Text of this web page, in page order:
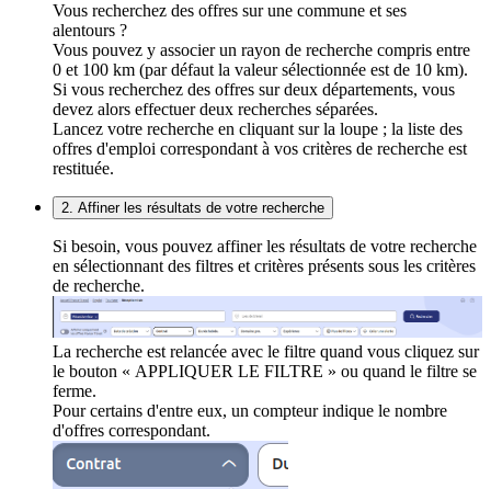
Vous recherchez des offres sur une commune et ses
alentours ?
Vous pouvez y associer un rayon de recherche compris entre
0 et 100 km (par défaut la valeur sélectionnée est de 10 km).
Si vous recherchez des offres sur deux départements, vous
devez alors effectuer deux recherches séparées.
Lancez votre recherche en cliquant sur la loupe ; la liste des
offres d'emploi correspondant à vos critères de recherche est
restituée.
2. Affiner les résultats de votre recherche
Si besoin, vous pouvez affiner les résultats de votre recherche
en sélectionnant des filtres et critères présents sous les critères
de recherche.
La recherche est relancée avec le filtre quand vous cliquez sur
le bouton « APPLIQUER LE FILTRE » ou quand le filtre se
ferme.
Pour certains d'entre eux, un compteur indique le nombre
d'offres correspondant.